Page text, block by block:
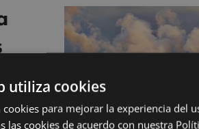
utiliza cookies
cookies para mejorar la experiencia del
las cookies de acuerdo con nuestra